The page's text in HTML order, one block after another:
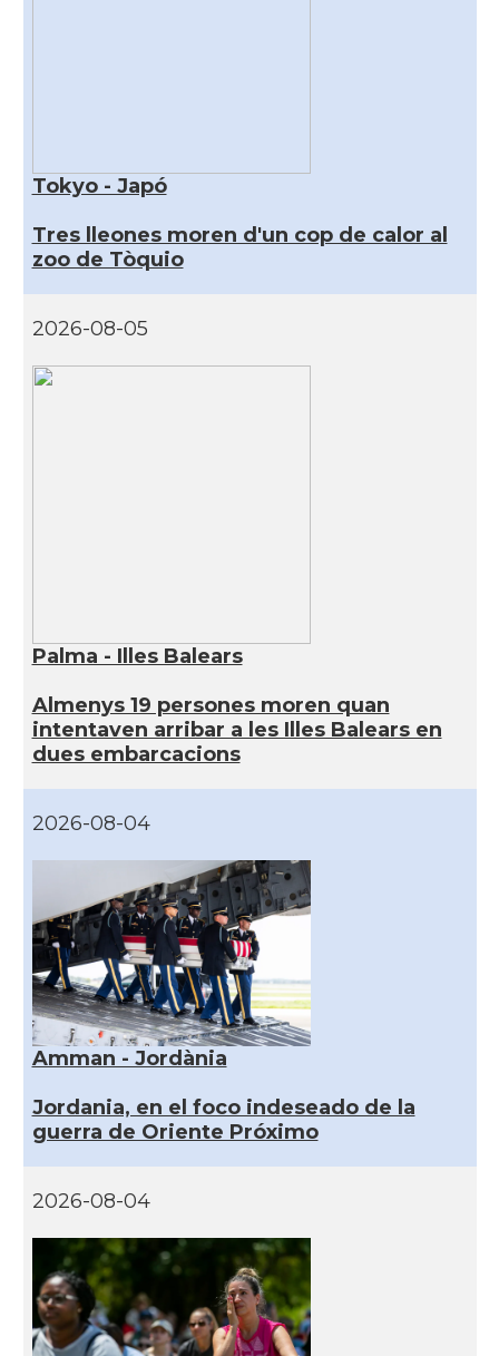
Tokyo - Japó
Tres lleones moren d'un cop de calor al
zoo de Tòquio
2026-08-05
Palma - Illes Balears
Almenys 19 persones moren quan
intentaven arribar a les Illes Balears en
dues embarcacions
2026-08-04
Amman - Jordània
Jordania, en el foco indeseado de la
guerra de Oriente Próximo
2026-08-04